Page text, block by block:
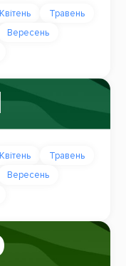
Квітень
Травень
Вересень
Квітень
Травень
Вересень